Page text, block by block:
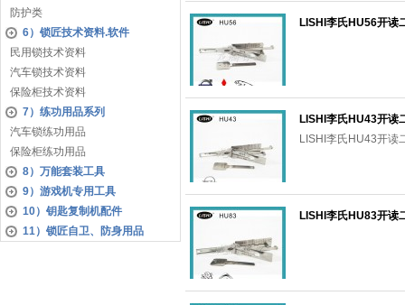
防护类
6）锁匠技术资料.软件
民用锁技术资料
汽车锁技术资料
保险柜技术资料
7）练功用品系列
汽车锁练功用品
保险柜练功用品
8）万能套装工具
9）游戏机专用工具
10）钥匙复制机配件
11）锁匠自卫、防身用品
LISHI李氏HU56开读
LISHI李氏HU43开读
LISHI李氏HU43开读
LISHI李氏HU83开读